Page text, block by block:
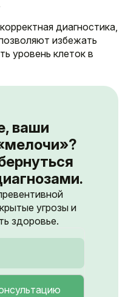
диагностика,
избежать
уровень клеток в
ваши
угрозы и
здоровье.